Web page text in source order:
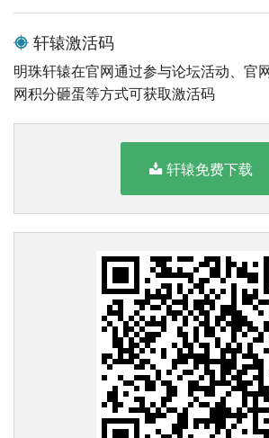
轩辕激活码
明珠轩辕在官网通过参与论坛活动、官
网积分砸蛋等方式可获取激活码
轩辕免费下载